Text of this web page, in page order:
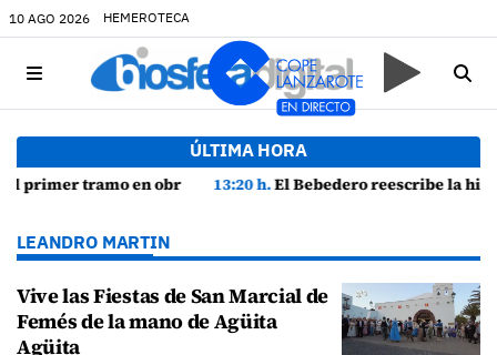
10 AGO 2026 HEMEROTECA
ÚLTIMA HORA
13:20 h.El Bebedero reescribe la historia más antigua de Lanzarote con nuevos hallazgos arqueológicos
LEANDRO MARTIN
Vive las Fiestas de San Marcial de
Femés de la mano de Agüita
Agüita